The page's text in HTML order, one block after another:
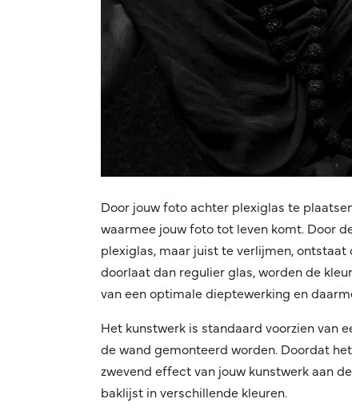
Door jouw foto achter plexiglas te
waarmee jouw foto tot leven komt. Door
plexiglas, maar juist te verlijmen,
doorlaat dan regulier glas, worden de
van een optimale dieptewerking en
Het kunstwerk is standaard voorzien van
de wand gemonteerd worden. Doordat
zwevend effect van jouw kunstwerk aan
baklijst in verschillende kleuren.